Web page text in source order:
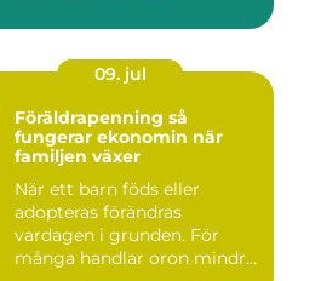
09. jul
Föräldrapenning så
fungerar ekonomin när
familjen växer
När ett barn föds eller
adopteras förändras
vardagen i grunden. För
många handlar oron mindre